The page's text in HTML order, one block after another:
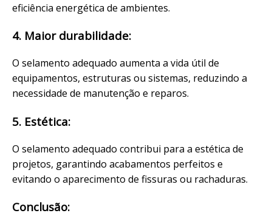
eficiência energética de ambientes.
4. Maior durabilidade:
O selamento adequado aumenta a vida útil de
equipamentos, estruturas ou sistemas, reduzindo a
necessidade de manutenção e reparos.
5. Estética:
O selamento adequado contribui para a estética de
projetos, garantindo acabamentos perfeitos e
evitando o aparecimento de fissuras ou rachaduras.
Conclusão: